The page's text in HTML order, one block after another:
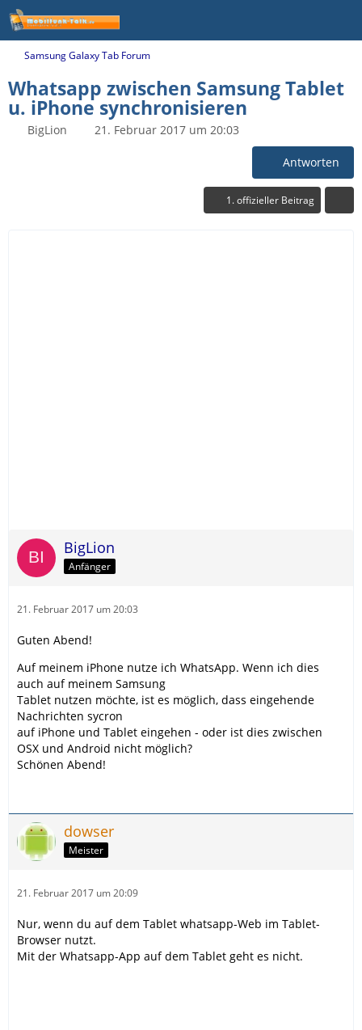
Samsung Galaxy Tab Forum
Whatsapp zwischen Samsung Tablet
u. iPhone synchronisieren
BigLion 21. Februar 2017 um 20:03
Antworten
1. offizieller Beitrag
BigLion
Anfänger
21. Februar 2017 um 20:03
Guten Abend!
Auf meinem iPhone nutze ich WhatsApp. Wenn ich dies
auch auf meinem Samsung
Tablet nutzen möchte, ist es möglich, dass eingehende
Nachrichten sycron
auf iPhone und Tablet eingehen - oder ist dies zwischen
OSX und Android nicht möglich?
Schönen Abend!
dowser
Meister
21. Februar 2017 um 20:09
Nur, wenn du auf dem Tablet whatsapp-Web im Tablet-
Browser nutzt.
Mit der Whatsapp-App auf dem Tablet geht es nicht.